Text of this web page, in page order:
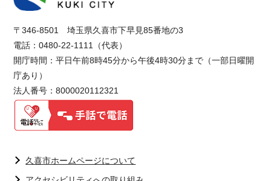
〒346-8501 埼玉県久喜市下早見85番地の3
電話：0480-22-1111（代表）
開庁時間：平日午前8時45分から午後4時30分まで（一部日曜開
庁あり）
法人番号：8000020112321
久喜市ホームページについて